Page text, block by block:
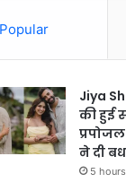
Popular
Jiya
की हुई
ने दी
5